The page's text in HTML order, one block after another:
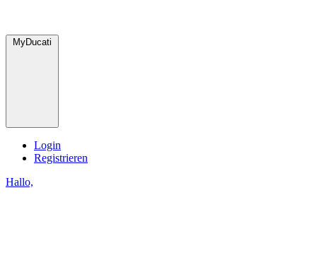
MyDucati
Login
Registrieren
Hallo,